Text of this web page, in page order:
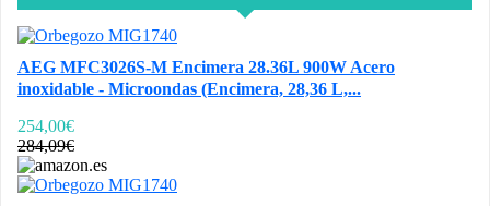
AEG MFC3026S-M Encimera 28.36L 900W Acero
inoxidable - Microondas (Encimera, 28,36 L,...
254,00€
284,09€